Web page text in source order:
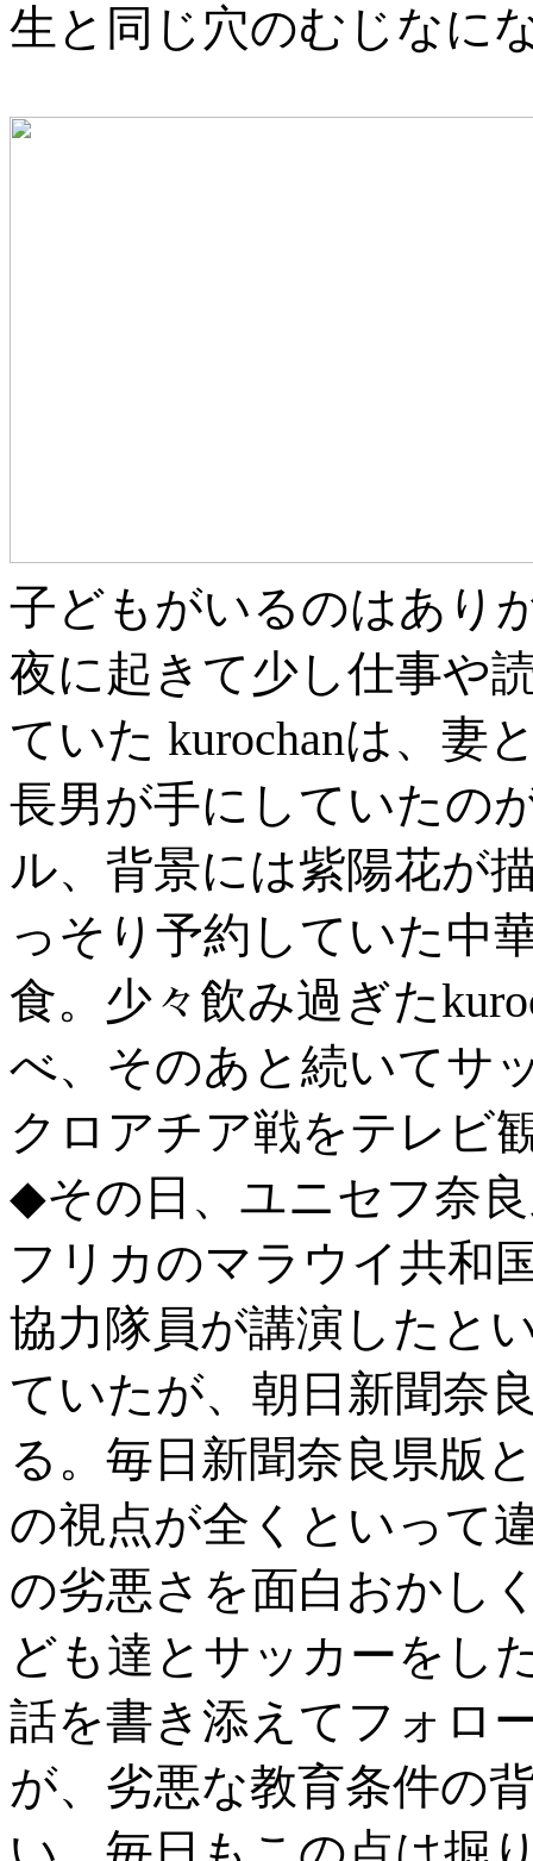
生と同じ穴のむじなに
子どもがいるのはあり
夜に起きて少し仕事や
ていた kurochanは、妻
長男が手にしていたの
ル、背景には紫陽花が
っそり予約していた中
食。少々飲み過ぎた
べ、そのあと続いてサ
クロアチア戦をテレビ
◆その日、ユニセフ奈
フリカのマラウイ共和
協力隊員が講演したと
ていたが、朝日新聞奈
る。毎日新聞奈良県版
の視点が全くといって
の劣悪さを面白おかし
ども達とサッカーをし
話を書き添えてフォロ
が、劣悪な教育条件の